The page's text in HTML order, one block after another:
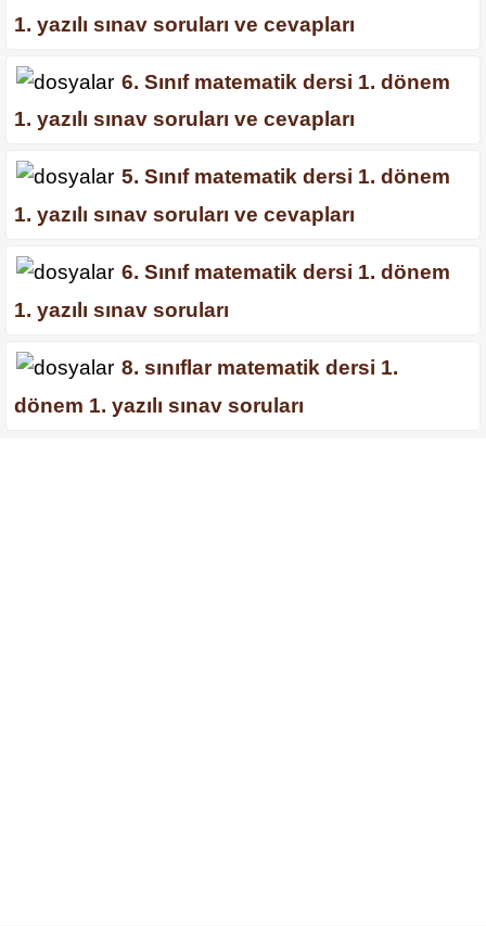
1. yazılı sınav soruları ve cevapları
6. Sınıf matematik dersi 1. dönem
1. yazılı sınav soruları ve cevapları
5. Sınıf matematik dersi 1. dönem
1. yazılı sınav soruları ve cevapları
6. Sınıf matematik dersi 1. dönem
1. yazılı sınav soruları
8. sınıflar matematik dersi 1.
dönem 1. yazılı sınav soruları